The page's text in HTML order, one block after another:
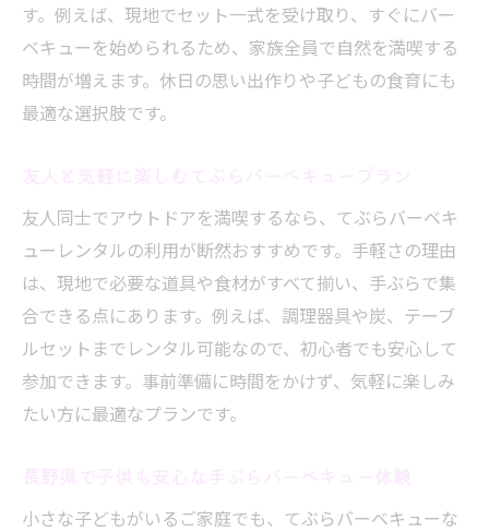
す。例えば、現地でセット一式を受け取り、すぐにバー
ベキューを始められるため、家族全員で自然を満喫する
時間が増えます。休日の思い出作りや子どもの食育にも
最適な選択肢です。
友人同士でアウトドアを満喫するなら、てぶらバーベキ
ューレンタルの利用が断然おすすめです。手軽さの理由
は、現地で必要な道具や食材がすべて揃い、手ぶらで集
合できる点にあります。例えば、調理器具や炭、テーブ
ルセットまでレンタル可能なので、初心者でも安心して
参加できます。事前準備に時間をかけず、気軽に楽しみ
たい方に最適なプランです。
小さな子どもがいるご家庭でも、てぶらバーベキューな